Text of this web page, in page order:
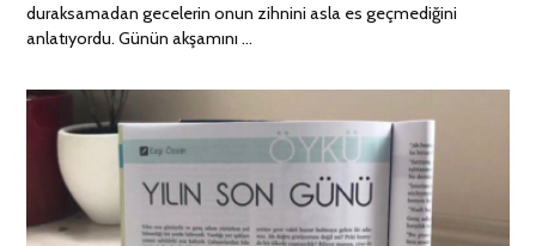
duraksamadan gecelerin onun zihnini asla es geçmediğini
anlatıyordu. Günün akşamını …